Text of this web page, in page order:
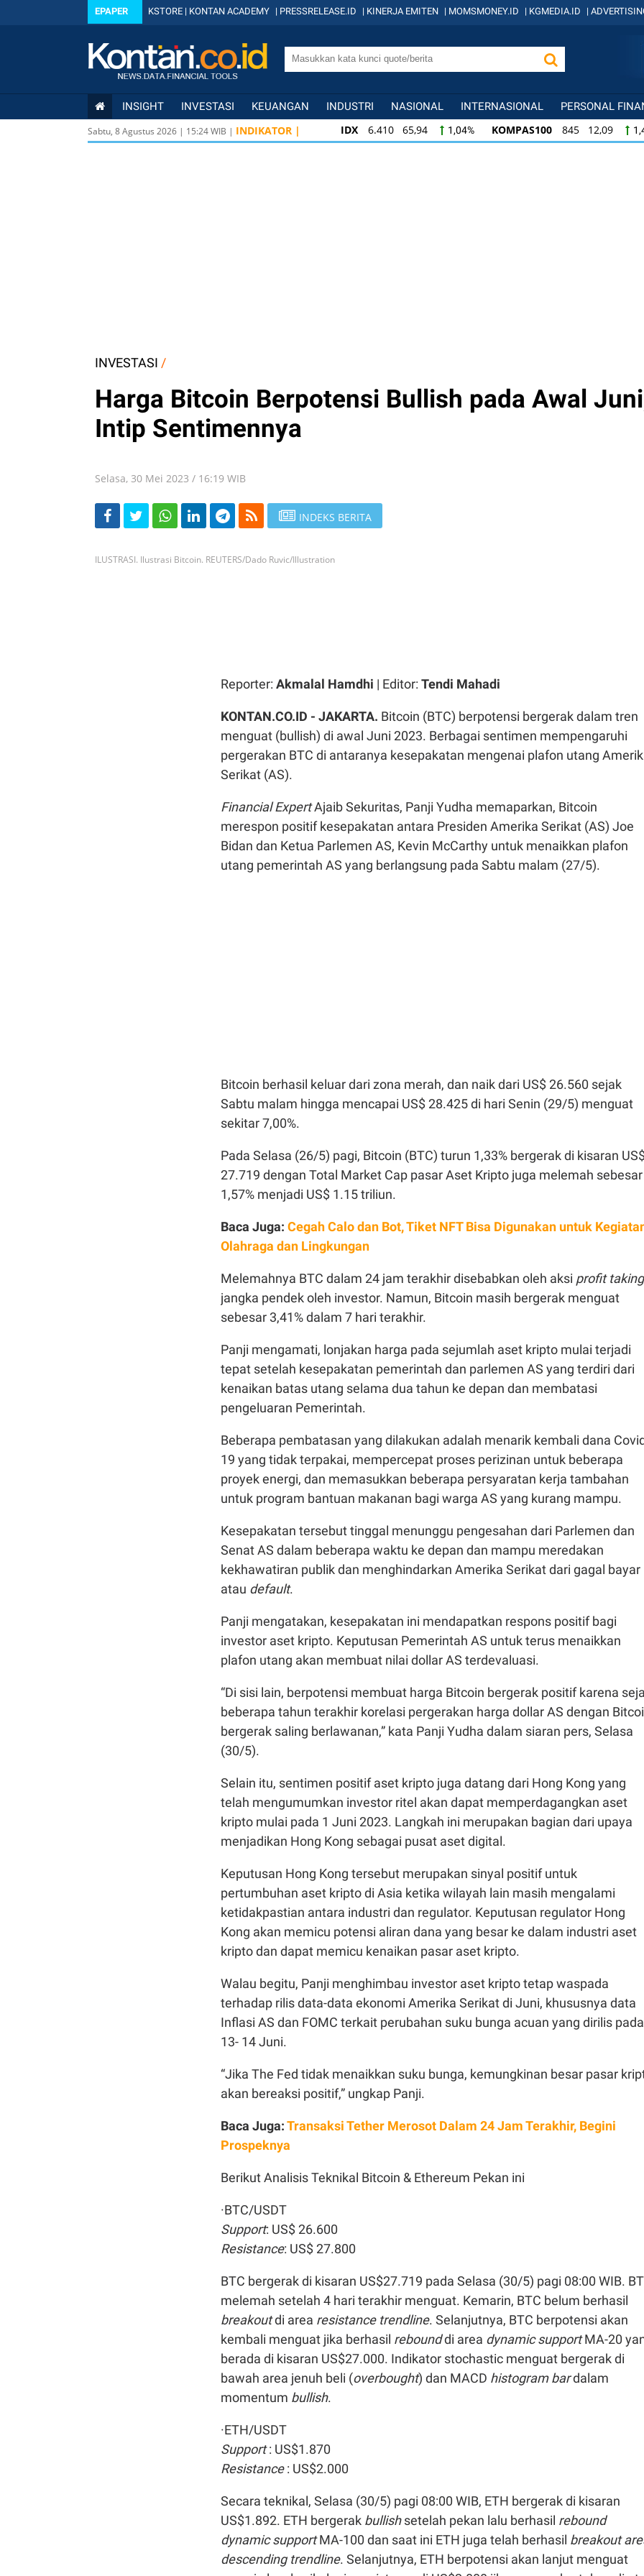
EPAPER KSTORE | KONTAN ACADEMY | PRESSRELEASE.ID | KINERJA EMITEN | MOMSMONEY.ID | KGMEDIA.ID |
INSIGHT INVESTASI KEUANGAN INDUSTRI NASIONAL INTERNASIONAL PERSONAL
Sabtu, 8 Agustus 2026 | 15:24WIB | INDIKATOR | IDX 6.410 65,94 1,04% KOMPAS100 845 12,09
KOMPAS100 845 12,09 1,45% LQ45 640 9,44
INVESTASI /
Harga Bitcoin Berpotensi Bullish pada Awal
Intip Sentimennya
Selasa, 30 Mei 2023 / 16:19 WIB
INDEKS BERITA
ILUSTRASI. Ilustrasi Bitcoin. REUTERS/Dado Ruvic/Illustration
Reporter: Akmalal Hamdhi | Editor: Tendi Mahadi
KONTAN.CO.ID - JAKARTA. Bitcoin (BTC) berpotensi bergerak dalam tren
menguat (bullish) di awal Juni 2023. Berbagai sentimen mempengaruhi
pergerakan BTC di antaranya kesepakatan mengenai plafon utang
Serikat (AS).
Financial ExpertAjaib Sekuritas, Panji Yudha memaparkan, Bitcoin
merespon positif kesepakatan antara Presiden Amerika Serikat (AS) Joe
Bidan dan Ketua Parlemen AS, Kevin McCarthy untuk menaikkan plafon
utang pemerintah AS yang berlangsung pada Sabtu malam (27/5).
Bitcoin berhasil keluar dari zona merah, dan naik dari US$ 26.560 sejak
Sabtu malam hingga mencapai US$ 28.425 di hari Senin (29/5) menguat
sekitar 7,00%.
Pada Selasa (26/5) pagi, Bitcoin (BTC) turun 1,33% bergerak di kisaran
27.719 dengan Total Market Cap pasar Aset Kripto juga melemah sebesar
1,57% menjadi US$ 1.15 triliun.
Baca Juga: Cegah Calo dan Bot, Tiket NFT Bisa Digunakan untuk
Olahraga dan Lingkungan
Melemahnya BTC dalam 24 jam terakhir disebabkan oleh aksi profit taking
jangka pendek oleh investor. Namun, Bitcoin masih bergerak menguat
sebesar 3,41% dalam 7 hari terakhir.
Panji mengamati, lonjakan harga pada sejumlah aset kripto mulai terjadi
tepat setelah kesepakatan pemerintah dan parlemen AS yang terdiri dari
kenaikan batas utang selama dua tahun ke depan dan membatasi
pengeluaran Pemerintah.
Beberapa pembatasan yang dilakukan adalah menarik kembali dana
19 yang tidak terpakai, mempercepat proses perizinan untuk beberapa
proyek energi, dan memasukkan beberapa persyaratan kerja tambahan
untuk program bantuan makanan bagi warga AS yang kurang mampu.
Kesepakatan tersebut tinggal menunggu pengesahan dari Parlemen dan
Senat AS dalam beberapa waktu ke depan dan mampu meredakan
kekhawatiran publik dan menghindarkan Amerika Serikat dari gagal bayar
atau default.
Panji mengatakan, kesepakatan ini mendapatkan respons positif bagi
investor aset kripto. Keputusan Pemerintah AS untuk terus menaikkan
plafon utang akan membuat nilai dollar AS terdevaluasi.
“Di sisi lain, berpotensi membuat harga Bitcoin bergerak positif karena
beberapa tahun terakhir korelasi pergerakan harga dollar AS dengan
bergerak saling berlawanan,” kata Panji Yudha dalam siaran pers, Selasa
(30/5).
Selain itu, sentimen positif aset kripto juga datang dari Hong Kong yang
telah mengumumkan investor ritel akan dapat memperdagangkan aset
kripto mulai pada 1 Juni 2023. Langkah ini merupakan bagian dari upaya
menjadikan Hong Kong sebagai pusat aset digital.
Keputusan Hong Kong tersebut merupakan sinyal positif untuk
pertumbuhan aset kripto di Asia ketika wilayah lain masih mengalami
ketidakpastian antara industri dan regulator. Keputusan regulator Hong
Kong akan memicu potensi aliran dana yang besar ke dalam industri aset
kripto dan dapat memicu kenaikan pasar aset kripto.
Walau begitu, Panji menghimbau investor aset kripto tetap waspada
terhadap rilis data-data ekonomi Amerika Serikat di Juni, khususnya data
Inflasi AS dan FOMC terkait perubahan suku bunga acuan yang dirilis pada
13- 14 Juni.
“Jika The Fed tidak menaikkan suku bunga, kemungkinan besar pasar
akan bereaksi positif,” ungkap Panji.
Baca Juga:Transaksi Tether Merosot Dalam 24 Jam Terakhir, Begini
Prospeknya
Berikut Analisis Teknikal Bitcoin & Ethereum Pekan ini
·BTC/USDT
Support: US$ 26.600
Resistance: US$ 27.800
BTC bergerak di kisaran US$27.719 pada Selasa (30/5) pagi 08:00 WIB.
melemah setelah 4 hari terakhir menguat. Kemarin, BTC belum berhasil
breakoutdi area resistance trendline. Selanjutnya, BTC berpotensi akan
kembali menguat jika berhasil rebounddi area dynamic supportMA-20
berada di kisaran US$27.000. Indikator stochastic menguat bergerak di
bawah area jenuh beli (overbought) dan MACD histogram bardalam
momentum bullish.
·ETH/USDT
Support: US$1.870
Resistance: US$2.000
Secara teknikal, Selasa (30/5) pagi 08:00 WIB, ETH bergerak di kisaran
US$1.892. ETH bergerak bullishsetelah pekan lalu berhasil rebound
dynamic supportMA-100 dan saat ini ETH juga telah berhasil breakout
descending trendline. Selanjutnya, ETH berpotensi akan lanjut menguat